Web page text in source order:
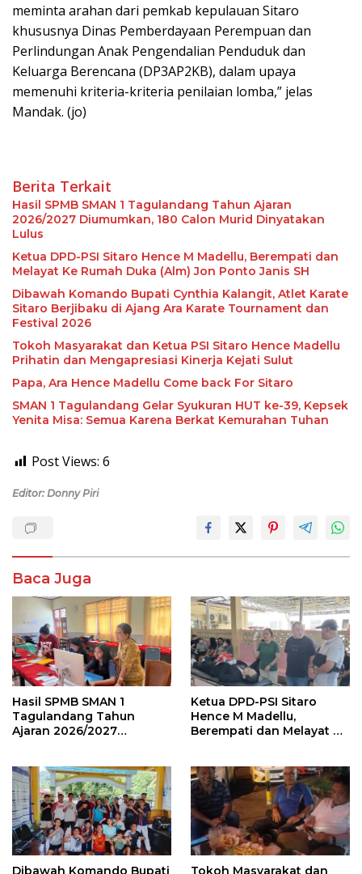
meminta arahan dari pemkab kepulauan Sitaro
khususnya Dinas Pemberdayaan Perempuan dan
Perlindungan Anak Pengendalian Penduduk dan
Keluarga Berencana (DP3AP2KB), dalam upaya
memenuhi kriteria-kriteria penilaian lomba,” jelas
Mandak. (jo)
Berita Terkait
Hasil SPMB SMAN 1 Tagulandang Tahun Ajaran
2026/2027 Diumumkan, 180 Calon Murid Dinyatakan
Lulus
Ketua DPD-PSI Sitaro Hence M Madellu, Berempati dan
Melayat Ke Rumah Duka (Alm) Jon Ponto Janis SH
Dibawah Komando Bupati Cynthia Kalangit, Atlet Karate
Sitaro Berjibaku di Ajang Ara Karate Tournament dan
Festival 2026
Tokoh Masyarakat dan Ketua PSI Sitaro Hence Madellu
Prihatin dan Mengapresiasi Kinerja Kejati Sulut
Papa, Ara Hence Madellu Come back For Sitaro
SMAN 1 Tagulandang Gelar Syukuran HUT ke-39, Kepsek
Yenita Misa: Semua Karena Berkat Kemurahan Tuhan
Post Views: 6
Editor: Donny Piri
Baca Juga
Hasil SPMB SMAN 1
Tagulandang Tahun
Ajaran 2026/2027
Ketua DPD-PSI Sitaro
Hence M Madellu,
Berempati dan Melayat Ke
Dibawah Komando Bupati Tokoh Masyarakat dan